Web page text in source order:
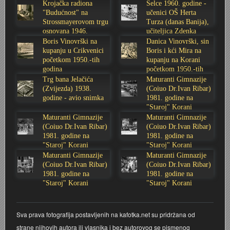
Stoljetna poplava 1939.
Tvornica potkivačkih čavala Mustad-Karlovac
Boksački klub Velebit
Bijelo dugme
Banija - poplava 4. 12. 1966.
Autobusna stanica na Korzu
Auto cross
AMD Zanatlija
Adamo klub
Lovni i ribolovni turizam
Mala scena 1987. - Le Cinema
Mala scena Hrvatskog doma
Marina Perazić, Davor Tolja (Denis&Denis) i Edi
Maturanti Gimnazije 1988. godine
Motocross
NULA
Nepokoreni grad - Trojanski konj (epizoda)
PUNK
Zavjet Petra Grgeca - 1998.
Škola plivanja Patkica
Mimohod 23. kolovoza 1995.
Ekonomska škola - ratne godine
Dubravko Halovanić - Ratne godine
Crkva Sv. Doroteje - 1991.
Frizerski salon Gerber (Kopf) - utemeljen 1924.
Gimnazijska i Ekonomska zbornica - Igor Mihelić
INKASATOR
Karlovački fotograf Josip Žunić
Obitelj Klemenčić
Krešimir Botković - RAZGLEDNICE
Krešimir Perušić - Nogomet
Mery Berti - karlovačka Žuži
Krojačka radiona
"Budućnost" na
Strossmayerovom trgu
osnovana 1946.
godine
Selce 1960. godine -
učenici OŠ Herta
Turza (danas Banija),
učiteljica Zdenka
Sabolić
Boris Vinovrški na
kupanju u Crikvenici
početkom 1950.-tih
godina
Danica Vinovrški, sin
Boris i kći Mira na
kupanju na Korani
početkom 1950.-tih
godina
Trg bana Jelačića
(Zvijezda) 1938.
godine - avio snimka
Maturanti Gimnazije
(Coiuo Dr.Ivan Ribar)
1981. godine na
"Staroj" Korani
Maturanti Gimnazije
(Coiuo Dr.Ivan Ribar)
1981. godine na
"Staroj" Korani
Maturanti Gimnazije
(Coiuo Dr.Ivan Ribar)
1981. godine na
"Staroj" Korani
Maturanti Gimnazije
(Coiuo Dr.Ivan Ribar)
1981. godine na
"Staroj" Korani
Maturanti Gimnazije
(Coiuo Dr.Ivan Ribar)
1981. godine na
"Staroj" Korani
Sva prava fotografija postavljenih na kafotka.net su pridržana od
strane njihovih autora ili vlasnika i bez autorovog se pismenog